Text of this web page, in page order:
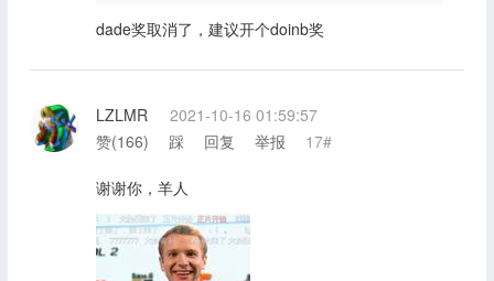
dade奖取消了，建议开个doinb奖
LZLMR
2021-10-16 01:59:57
赞(166) 踩 回复 举报 17#
谢谢你，羊人